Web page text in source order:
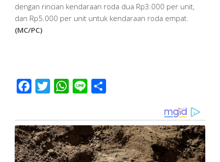
dengan rincian kendaraan roda dua Rp3.000 per unit,
dan Rp5.000 per unit untuk kendaraan roda empat.
(MC/PC)
Facebook
Twitter WhatsApp
Line